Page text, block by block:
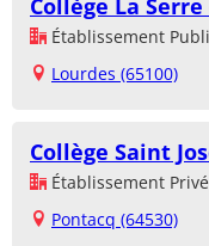
Collège La
Établissement
Lourdes (65100)
Collège Saint
Établissement Privé
Pontacq (64530)